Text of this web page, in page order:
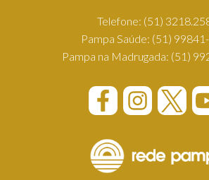
Telefone: (51)
Pampa Saúde: (51)
Pampa na Madrugada: (51)